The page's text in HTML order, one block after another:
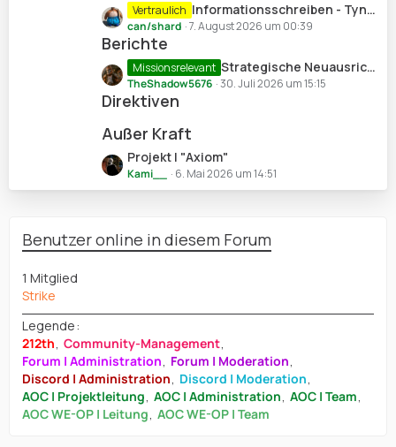
L
e
t
z
t
e
e
t
r
e
Vertraulich Informationsschreiben - Tynna Sektor
can/shard 7. August 2026 um 00:39
Berichte
L
e
t
t
e
B
e
r
Missionsrelevant Strategische Neuausrichtung
TheShadow5676 30. Juli 2026 um 15:15
Direktiven
Außer Kraft
L
e
t
e
t
ä
g
e
Projekt | "Axiom"
Kami__ 6. Mai 2026 um 14:51
Benutzer online in diesem Forum
1 Mitglied
Strike
Legende
212th Community-Management
Forum | Administration
Forum | Moderation
Discord | Administration
Discord | Moderation
AOC | Projektleitung AOC | Administration AOC | Team
AOC WE-OP | Leitung AOC WE-OP | Team